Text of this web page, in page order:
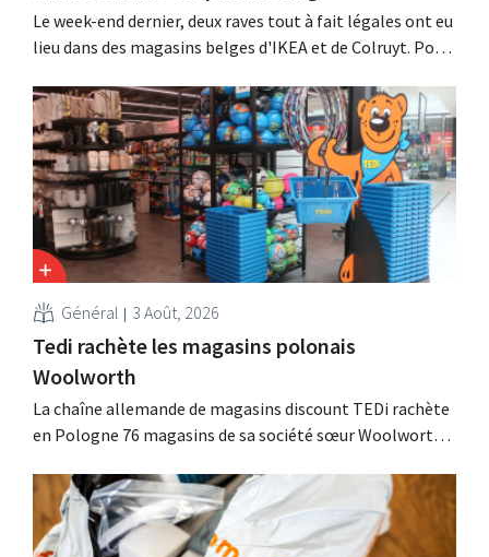
Le week-end dernier, deux raves tout à fait légales ont eu
lieu dans des magasins belges d'IKEA et de Colruyt. Pour
points auprès d'un public plus jeune.
Général 3 Août, 2026
Tedi rachète les magasins polonais
Woolworth
La chaîne allemande de magasins discount TEDi rachète
en Pologne 76 magasins de sa société sœur Woolworth,
discount non alimentaire nourrissent des ambitions de
croissance en Europe.